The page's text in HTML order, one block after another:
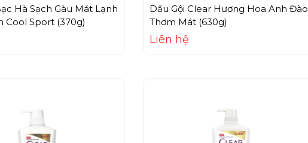
Hà Sạch Gàu Mát Lạnh
Cool Sport (370g)
Dầu Gội Clear Hương Hoa Anh Đào
Thơm Mát (630g)
Liên hệ